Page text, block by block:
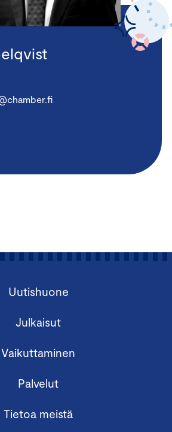
Uutishuone
Julkaisut
Vaikuttaminen
Palvelut
Tietoa meistä